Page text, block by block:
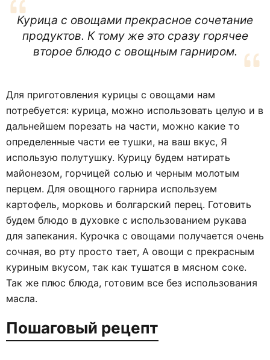
Курица с овощами прекрасное сочетание
продуктов. К тому же это сразу горячее
второе блюдо с овощным гарниром.
Для приготовления курицы с овощами нам
потребуется: курица, можно использовать целую и в
дальнейшем порезать на части, можно какие то
определенные части ее тушки, на ваш вкус, Я
использую полутушку. Курицу будем натирать
майонезом, горчицей солью и черным молотым
перцем. Для овощного гарнира используем
картофель, морковь и болгарский перец. Готовить
будем блюдо в духовке с использованием рукава
для запекания. Курочка с овощами получается очень
сочная, во рту просто тает, А овощи с прекрасным
куриным вкусом, так как тушатся в мясном соке.
Так же плюс блюда, готовим все без использования
масла.
Пошаговый рецепт